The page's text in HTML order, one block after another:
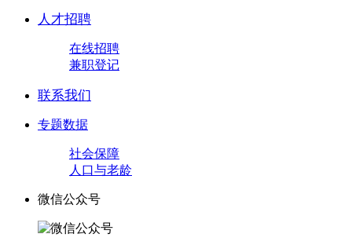
人才招聘
在线招聘
兼职登记
联系我们
专题数据
社会保障
人口与老龄
微信公众号